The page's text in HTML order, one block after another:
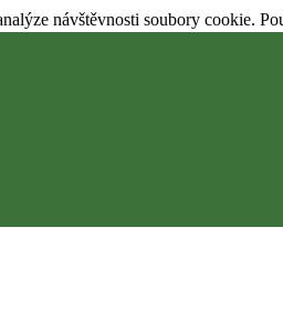
návštěvnosti soubory cookie.